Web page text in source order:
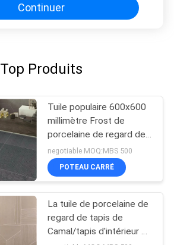
Continuer
Top Produits
Tuile populaire 600x600
millimètre Frost de
porcelaine de regard de
tapis de preuve de tache
résistant
negotiable MOQ:MBS 500
POTEAU CARRÉ
La tuile de porcelaine de
regard de tapis de
Camal/tapis d'intérieur à